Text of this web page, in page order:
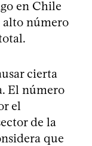
en Chile
alto número
cierta
El número
el
de la
que